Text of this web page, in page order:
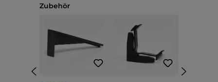
Produktgalerie überspringen
Zubehör